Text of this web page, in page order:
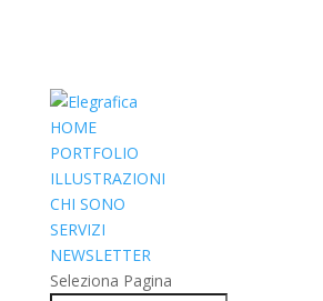
HOME
PORTFOLIO
ILLUSTRAZIONI
CHI SONO
SERVIZI
NEWSLETTER
Seleziona Pagina